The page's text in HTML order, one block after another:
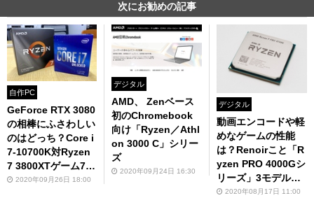
次にお勧めの記事
自作PC
GeForce RTX 3080
の相棒にふさわしい
のはどっち？Core i
7-10700K対Ryzen
7 3800XTゲーム7本
比較2020年09月26日 18:00
デジタル
AMD、 Zenベース
初のChromebook
向け「Ryzen／Athl
on 3000 C」シリー
ズ
2020年09月24日 16:30
デジタル
動画エンコードや軽
めなゲームの性能
は？Renoirこと「R
yzen PRO 4000Gシ
リーズ」3モデルを
追加検証
2020年08月17日 11:00